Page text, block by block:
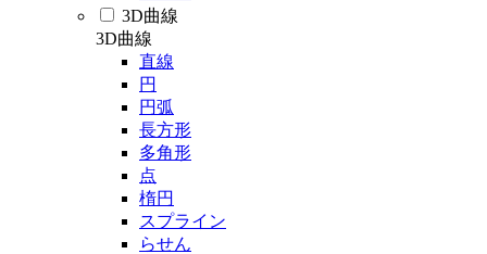
3D曲線
3D曲線
直線
円
円弧
長方形
多角形
点
楕円
スプライン
らせん